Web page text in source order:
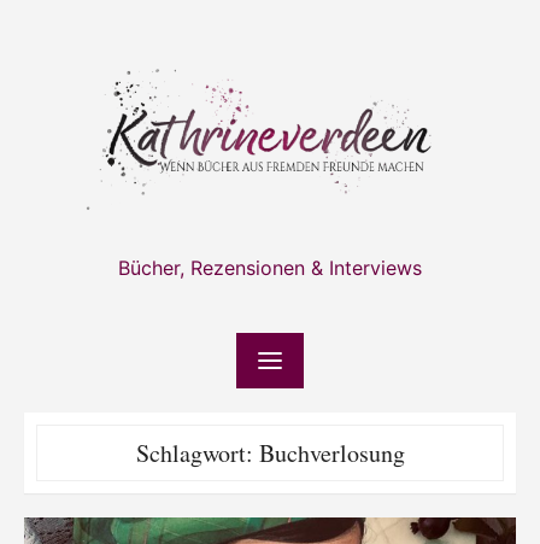
Bücher, Rezensionen & Interviews
Schlagwort: Buchverlosung